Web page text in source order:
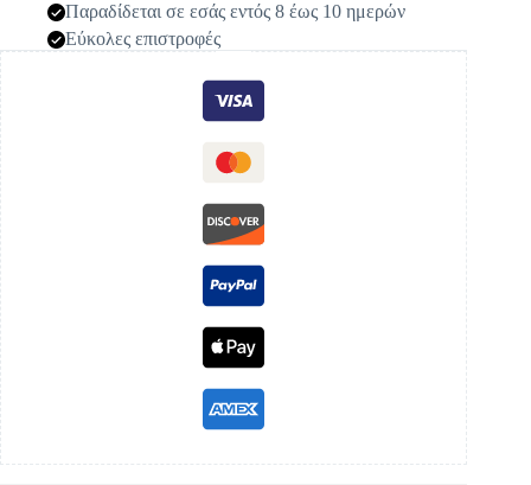
Παραδίδεται σε εσάς εντός 8 έως 10 ημερών
Εύκολες επιστροφές